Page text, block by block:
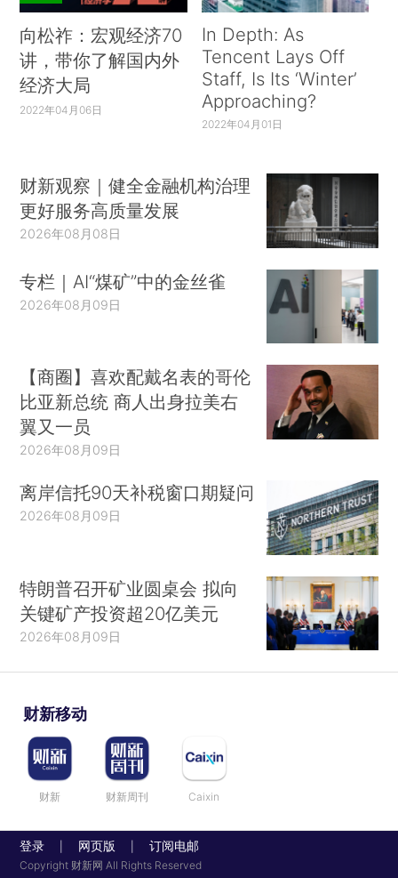
向松祚：宏观经济70
讲，带你了解国内外
经济大局
2022年04月06日
In Depth: As
Tencent Lays Off
Staff, Is Its ‘Winter’
Approaching?
2022年04月01日
财新观察｜健全金融机构治理
更好服务高质量发展
2026年08月08日
专栏｜AI“煤矿”中的金丝雀
2026年08月09日
【商圈】喜欢配戴名表的哥伦
比亚新总统 商人出身拉美右
翼又一员
2026年08月09日
离岸信托90天补税窗口期疑问
2026年08月09日
特朗普召开矿业圆桌会 拟向
关键矿产投资超20亿美元
2026年08月09日
财新移动
财新 财新周刊 Caixin
登录 网页版 订阅电邮
Copyright 财新网 All Rights Reserved